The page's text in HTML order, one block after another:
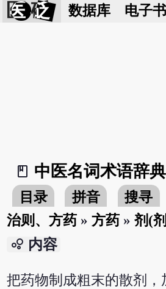
医 砭 数据库 电子书
book_2
中医名词术语辞典
目录 拼音 搜寻
治则、方药 »方药 »剂(
bubble_chart 内容
把药物制成粗末的散剂，